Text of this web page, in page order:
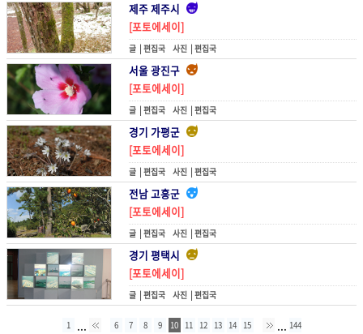
제주 제주시
[포토에세이]
글 |편집국 사진 |편집국
서울 광진구
[포토에세이]
글 |편집국 사진 |편집국
경기 가평군
[포토에세이]
글 |편집국 사진 |편집국
전남 고흥군
[포토에세이]
글 |편집국 사진 |편집국
경기 평택시
[포토에세이]
글 |편집국 사진 |편집국
1 ... 6 7 8 9 10 11 12 13 14 15 ... 144